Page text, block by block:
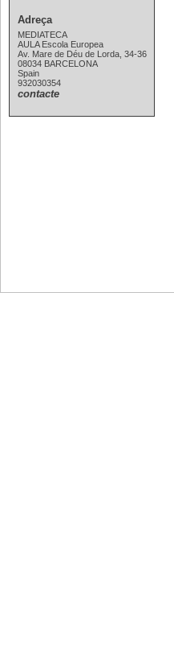
Adreça
MEDIATECA
AULA Escola Europea
Av. Mare de Déu de Lorda, 34-36
08034 BARCELONA
Spain
932030354
contacte